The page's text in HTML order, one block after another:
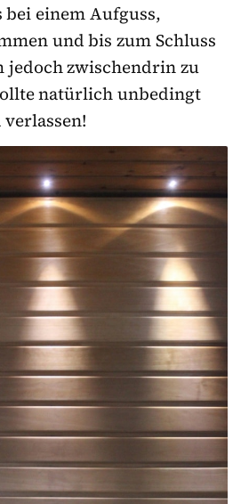
bei einem Aufguss,
und bis zum Schluss
jedoch zwischendrin zu
natürlich unbedingt